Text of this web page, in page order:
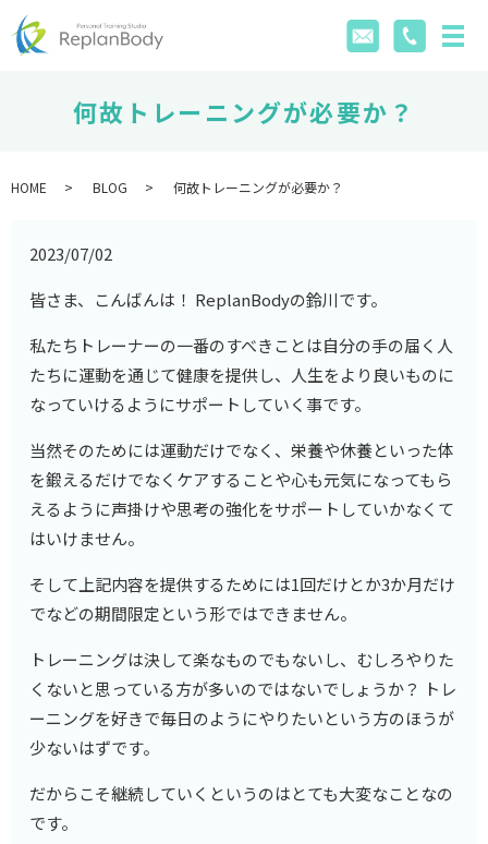
何故トレーニングが必要か？
HOME BLOG 何故トレーニングが必要か？
2023/07/02
皆さま、こんばんは！ ReplanBodyの鈴川です。
私たちトレーナーの一番のすべきことは自分の手の届く人
たちに運動を通じて健康を提供し、人生をより良いものに
なっていけるようにサポートしていく事です。
当然そのためには運動だけでなく、栄養や休養といった体
を鍛えるだけでなくケアすることや心も元気になってもら
えるように声掛けや思考の強化をサポートしていかなくて
はいけません。
そして上記内容を提供するためには1回だけとか3か月だけ
でなどの期間限定という形ではできません。
トレーニングは決して楽なものでもないし、むしろやりた
くないと思っている方が多いのではないでしょうか？ トレ
ーニングを好きで毎日のようにやりたいという方のほうが
少ないはずです。
だからこそ継続していくというのはとても大変なことなの
です。